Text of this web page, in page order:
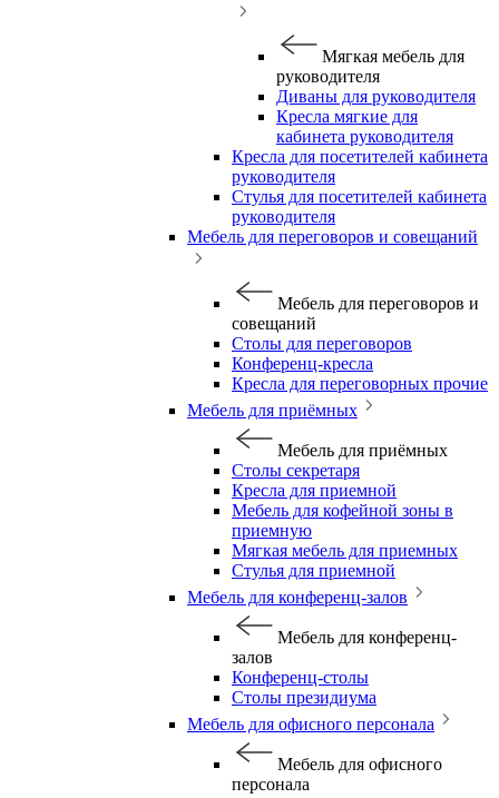
Мягкая мебель для
руководителя
Диваны для руководителя
Кресла мягкие для
кабинета руководителя
Кресла для посетителей кабинета
руководителя
Стулья для посетителей кабинета
руководителя
Мебель для переговоров и совещаний
Мебель для переговоров и
совещаний
Столы для переговоров
Конференц-кресла
Кресла для переговорных прочие
Мебель для приёмных
Мебель для приёмных
Столы секретаря
Кресла для приемной
Мебель для кофейной зоны в
приемную
Мягкая мебель для приемных
Стулья для приемной
Мебель для конференц-залов
Мебель для конференц-
залов
Конференц-столы
Столы президиума
Мебель для офисного персонала
Мебель для офисного
персонала